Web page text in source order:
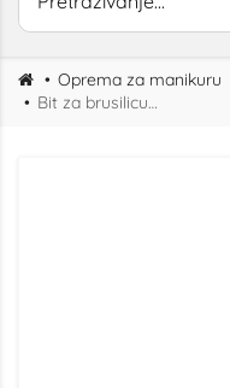
Oprema za manikuru
Bit za brusilicu šiljasti